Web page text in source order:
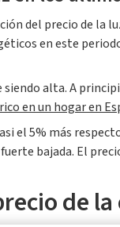
del precio de la
en este
siendo alta. A
en un hogar en
el 5% más
bajada. El
de